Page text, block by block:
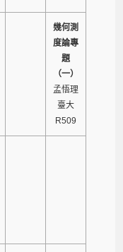
幾何測
度論專
題
（一）
孟悟理
臺大
R509